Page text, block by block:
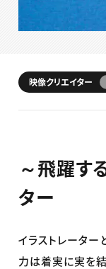
映像クリエイター
～飛躍す
ター
イラストレーター
力は着実に実を結